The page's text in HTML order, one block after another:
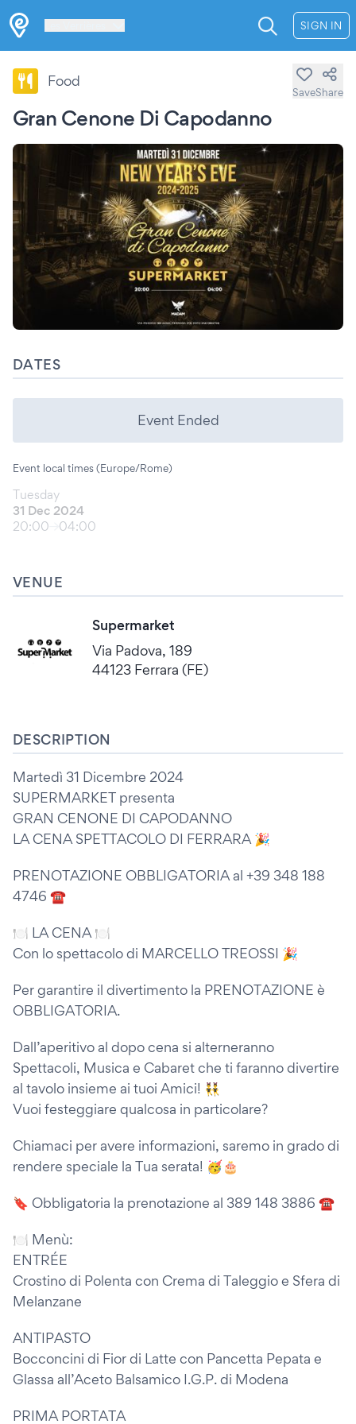
SIGN IN
Gran Cenone Di Capodanno
Food
SaveShare
DATES
Event Ended
Event local times (Europe/Rome)
Tuesday
31 Dec 2024
20:00
04:00
VENUE
Supermarket
Via Padova, 189
44123 Ferrara (FE)
DESCRIPTION
Martedì 31 Dicembre 2024
SUPERMARKET presenta
GRAN CENONE DI CAPODANNO
LA CENA SPETTACOLO DI FERRARA 🎉
PRENOTAZIONE OBBLIGATORIA al +39 348 188
4746 ☎️
🍽️ LA CENA 🍽️
Con lo spettacolo di MARCELLO TREOSSI 🎉
Per garantire il divertimento la PRENOTAZIONE è
OBBLIGATORIA.
Dall’aperitivo al dopo cena si alterneranno
Spettacoli, Musica e Cabaret che ti faranno divertire
al tavolo insieme ai tuoi Amici! 👯‍♂️
Vuoi festeggiare qualcosa in particolare?
Chiamaci per avere informazioni, saremo in grado di
rendere speciale la Tua serata! 🥳🎂
🔖 Obbligatoria la prenotazione al 389 148 3886 ☎️
🍽️ Menù:
ENTRÉE
Crostino di Polenta con Crema di Taleggio e Sfera di
Melanzane
ANTIPASTO
⁠Bocconcini di Fior di Latte con Pancetta Pepata e
Glassa all’Aceto Balsamico I.G.P. di Modena
PRIMA PORTATA